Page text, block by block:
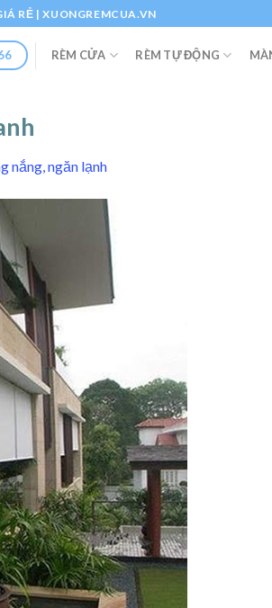
RẺ | XUONGREMCUA.VN
RÈM CỬA RÈM TỰ ĐỘNG
nắng, ngăn lạnh